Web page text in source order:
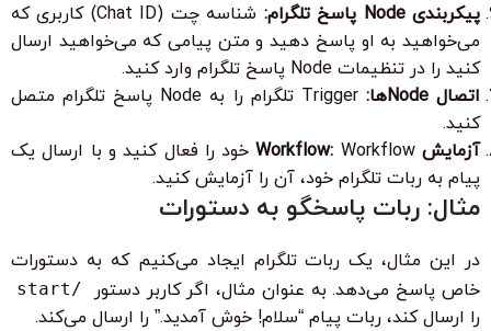
پیکربندی Node پاسخ تلگرام:
شناسه چت (Chat ID) کاربری که
می‌خواهید به او پاسخ دهید و متن پیامی که می‌خواهید ارسال
کنید را در تنظیمات Node پاسخ تلگرام وارد کنید.
اتصال Nodeها:
Trigger تلگرام را به Node پاسخ تلگرام متصل
کنید.
آزمایش Workflow:
Workflow خود را فعال کنید و با ارسال یک
پیام به ربات تلگرام خود، آن را آزمایش کنید.
مثال: ربات پاسخگو به دستورات
در این مثال، یک ربات تلگرام ایجاد می‌کنیم که به دستورات
خاص پاسخ می‌دهد. به عنوان مثال، اگر کاربر دستور
/start
را ارسال کند، ربات پیام “سلام! خوش آمدید.” را ارسال می‌کند.